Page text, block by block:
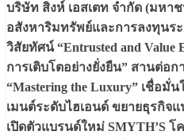
บริษัท สิงห์ เอสเตท จำกัด (มหา
อสังหาริมทรัพย์และการลงทุนร
วิสัยทัศน์ “Entrusted and
การเติบโตอย่างยั่งยืน” สานต่อ
“Mastering the Luxury” เชื่อมั่
เมนต์ระดับไฮเอนด์ ขยายธุรกิจ
เปิดตัวแบรนด์ใหม่ SMYTH’S